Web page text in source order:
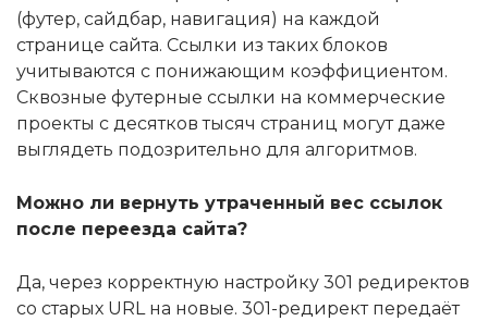
(футер, сайдбар, навигация) на каждой
странице сайта. Ссылки из таких блоков
учитываются с понижающим коэффициентом.
Сквозные футерные ссылки на коммерческие
проекты с десятков тысяч страниц могут даже
выглядеть подозрительно для алгоритмов.
Можно ли вернуть утраченный вес ссылок
после переезда сайта?
Да, через корректную настройку 301 редиректов
со старых URL на новые. 301-редирект передаёт